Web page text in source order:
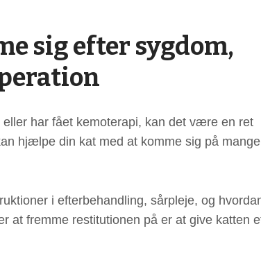
sig efter sygdom,
har fået kemoterapi, kan det være en ret
hjælpe din kat med at komme sig på mange
i efterbehandling, sårpleje, og
at fremme restitutionen på er at give katten